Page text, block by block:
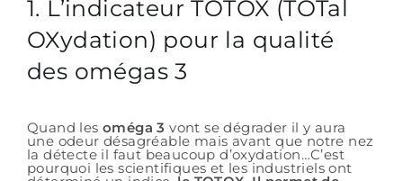
1. L’indicateur TOTOX (TOTal
OXydation) pour la qualité
des omégas 3
Quand les oméga 3 vont se dégrader il y aura
une odeur désagréable mais avant que notre nez
la détecte il faut beaucoup d’oxydation…C’est
pourquoi les scientifiques et les industriels ont